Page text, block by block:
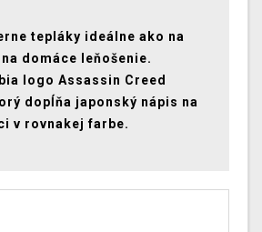
tepláky ideálne ako na
domáce leňošenie.
logo Assassin Creed
dopĺňa japonský nápis na
v rovnakej farbe.